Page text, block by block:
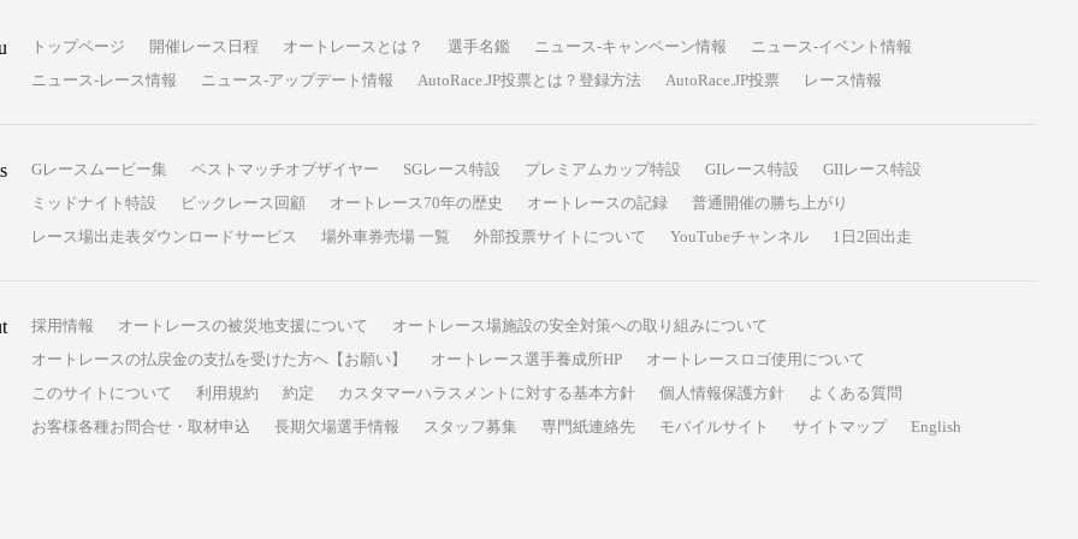
トップページ 開催レース日程 オートレースとは？ 選手名鑑 ニュース-キャンペーン情報
ニュース-イベント情報
ニュース-レース情報
ニュース-アップデート情報 AutoRace.JP投票とは？登録方法 AutoRace.JP投票 レース情報
Gレースムービー集 ベストマッチオブザイヤー SGレース特設 プレミアムカップ特設 GIレース特設
GIIレース特設
ミッドナイト特設
ビックレース回顧 オートレース70年の歴史 オートレースの記録
普通開催の勝ち上がり
レース場出走表ダウンロードサービス
場外車券売場 一覧 外部投票サイトについて YouTubeチャンネル 1日2回出走
採用情報 オートレースの被災地支援について
オートレース場施設の安全対策への取り組みについて
オートレースの払戻金の支払を受けた方へ【お願い】
オートレース選手養成所HP
オートレースロゴ使用について
このサイトについて
利用規約 約定 カスタマーハラスメントに対する基本方針 個人情報保護方針
よくある質問
お客様各種お問合せ・取材申込
長期欠場選手情報 スタッフ募集 専門紙連絡先 モバイルサイト サイトマップ English